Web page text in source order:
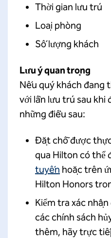
Thời gian lưu trú
Loại phòng
Số lượng khách
Lưu ý quan trọng
Nếu quý khách đang
với lần lưu trú sau khi
những điều sau:
Đặt chỗ được
qua Hilton có thể
tuyến hoặc trên
Hilton Honors
Kiểm tra xác
các chính sách
thêm, hãy trực